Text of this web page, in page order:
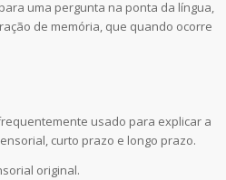
uma pergunta na ponta da língua,
de memória, que quando ocorre
usado para explicar a
curto prazo e longo prazo.
original.